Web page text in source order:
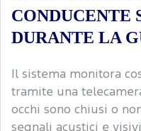
CONDUCENTE
DURANTE LA
Il sistema monitora
tramite una
occhi sono chiusi o
segnali acustici e